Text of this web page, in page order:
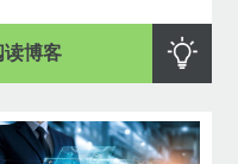
读博客